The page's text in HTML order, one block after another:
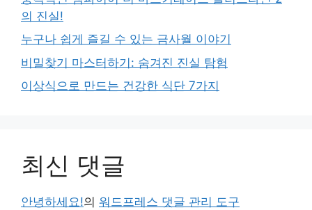
의 진실!
누구나 쉽게 즐길 수 있는 금사월 이야기
비밀찾기 마스터하기: 숨겨진 진실 탐험
이상식으로 만드는 건강한 식단 7가지
최신 댓글
안녕하세요!의 워드프레스 댓글 관리 도구